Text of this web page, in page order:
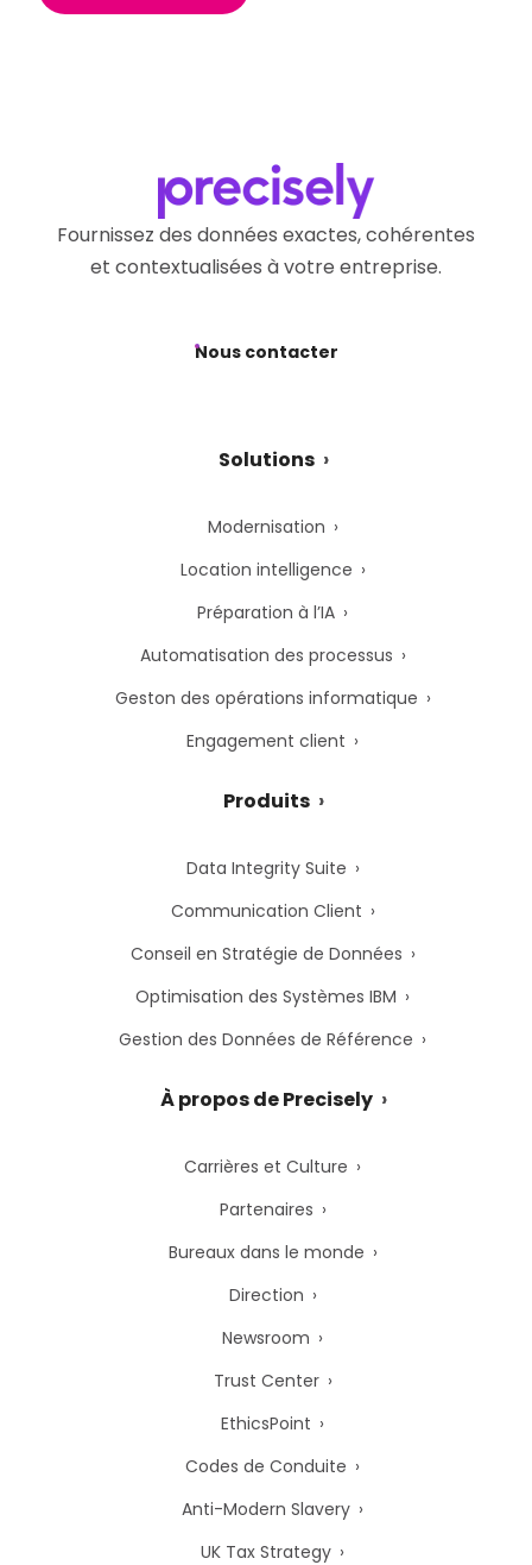
Fournissez des données exactes, cohérentes
et contextualisées à votre entreprise.
Nous contacter
Solutions
Modernisation
Location intelligence
Préparation à l’IA
Automatisation des processus
Geston des opérations informatique
Engagement client
Produits
Data Integrity Suite
Communication Client
Conseil en Stratégie de Données
Optimisation des Systèmes IBM
Gestion des Données de Référence
À propos de Precisely
Carrières et Culture
Partenaires
Bureaux dans le monde
Direction
Newsroom
Trust Center
EthicsPoint
Codes de Conduite
Anti-Modern Slavery
UK Tax Strategy